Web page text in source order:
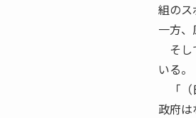
組のス
一方
そし
いる。
「（
政府は